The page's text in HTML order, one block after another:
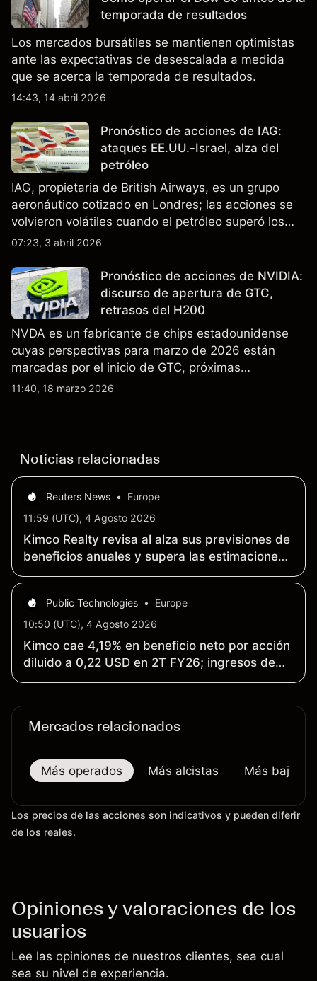
en China.
temporada de resultados
Los mercados bursátiles se mantienen optimistas
ante las expectativas de desescalada a medida
que se acerca la temporada de resultados.
14:43, 14 abril 2026
Pronóstico de acciones de IAG:
ataques EE.UU.-Israel, alza del
petróleo
IAG, propietaria de British Airways, es un grupo
aeronáutico cotizado en Londres; las acciones se
volvieron volátiles cuando el petróleo superó los
$105 y los cierres del espacio aéreo de Oriente
no es un indicador fiable de resultados futuros..
07:23, 3 abril 2026
Pronóstico de acciones de NVIDIA:
discurso de apertura de GTC,
retrasos del H200
NVDA es un fabricante de chips estadounidense
cuyas perspectivas para marzo de 2026 están
marcadas por el inicio de GTC, próximas
actualizaciones de productos y la incertidumbre
11:40, 18 marzo 2026
Noticias relacionadas
Reuters News •
Europe
11:59 (UTC), 4 Agosto 2026
Kimco Realty revisa al alza sus previsiones de
beneficios anuales y supera las estimaciones
de ingresos trimestrales gracias a la fuerte
Public Technologies •
Europe
10:50 (UTC), 4 Agosto 2026
Kimco cae 4,19% en beneficio neto por acción
diluido a 0,22 USD en 2T FY26; ingresos de
alquileres, netos suben 4,89% a 546,42
Mercados relacionados
Más operados Más alcistas Más bajistas
Los precios de las acciones son indicativos y pueden diferir
de los reales.
Opiniones y valoraciones de los
usuarios
Lee las opiniones de nuestros clientes, sea cual
sea su nivel de experiencia.